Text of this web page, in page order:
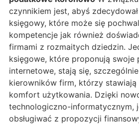
czynnikiem jest, abyś zdecydował
księgowy, które może się
kompetencje jak również
firmami z rozmaitych dziedzin.
księgowe, które proponują swoje
internetowe, stają się,
kierowników firm, którzy stawiają
komfort użytkowania. Dzięki
technologiczno-informatycznym,
obsługiwać z propozycji